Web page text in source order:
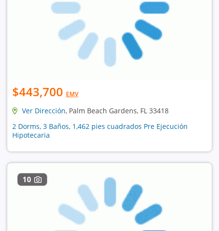
$443,700 EMV
Ver Dirección, Palm Beach Gardens, FL 33418
2 Dorms, 3 Baños, 1,462 pies cuadrados Pre Ejecución
Hipotecaria
10